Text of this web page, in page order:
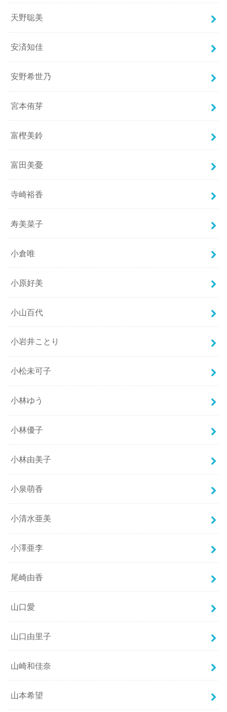
天野聡美
安済知佳
安野希世乃
宮本侑芽
富樫美鈴
富田美憂
寺崎裕香
寿美菜子
小倉唯
小原好美
小山百代
小岩井ことり
小松未可子
小林ゆう
小林優子
小林由美子
小泉萌香
小清水亜美
小澤亜李
尾崎由香
山口愛
山口由里子
山崎和佳奈
山本希望